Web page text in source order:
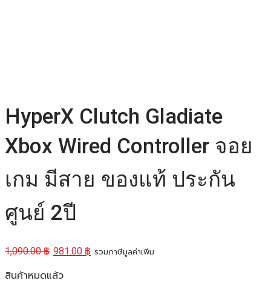
HyperX Clutch Gladiate
Xbox Wired Controller จอย
เกม มีสาย ของแท้ ประกัน
ศูนย์ 2ปี
1,090.00฿ 981.00 ฿ รวมภาษีมูลค่าเพิ่ม
สินค้าหมดแล้ว